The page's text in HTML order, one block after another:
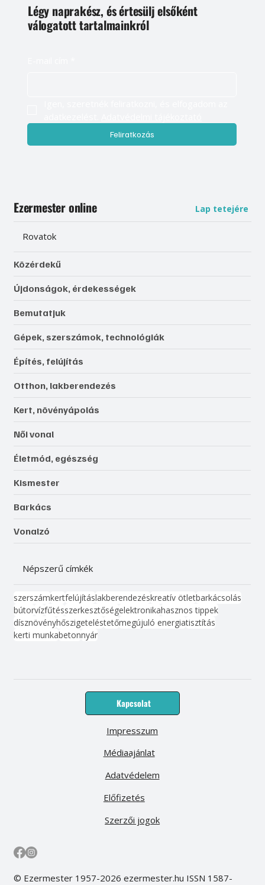
Légy naprakész, és értesülj elsőként
válogatott tartalmainkról
Feliratkozás
Ezermester online Lap tetejére
Rovatok
Közérdekű
Újdonságok, érdekességek
Bemutatjuk
Gépek, szerszámok, technológiák
Építés, felújítás
Otthon, lakberendezés
Kert, növényápolás
Női vonal
Életmód, egészség
Kismester
Barkács
Vonalzó
Népszerű címkék
szerszámkertfelújításlakberendezéskreatív ötletbarkácsolás
bútorvízfűtésszerkesztőségelektronikahasznos tippek
dísznövényhőszigeteléstetőmegújuló energiatisztítás
kerti munkabetonnyár
Kapcsolat
Médiaajánlat
Előfizetés
Impresszum
Adatvédelem
Szerzői jogok
© Ezermester 1957-2026 ezermester.hu ISSN 1587-